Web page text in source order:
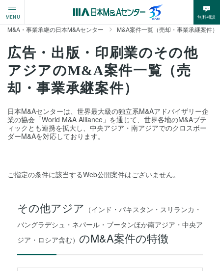
MENU 無料相談
M&A・事業承継の日本M&Aセンター M&A案件一覧（売却・事業承継案件）
広告・出版・印刷業のその他
アジアのM&A案件一覧（売
却・事業承継案件）
日本M&Aセンターは、世界最大級の独立系M&Aアドバイザリー企
業の協会「World M&A Alliance」を通じて、世界各地のM&Aブテ
ィックとも連携を拡大し、中央アジア・南アジアでのクロスボー
ダーM&Aを対応しております。
ご指定の条件に該当するWeb公開案件はございません。
その他アジア （インド・パキスタン・スリランカ・
バングラデシュ・ネパール・ブータンほか南アジア・中央ア
ジア・ロシア含む） のM&A案件の特徴